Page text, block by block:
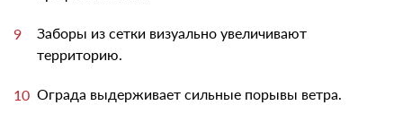
Заборы из сетки визуально увеличивают
территорию.
Ограда выдерживает сильные порывы ветра.